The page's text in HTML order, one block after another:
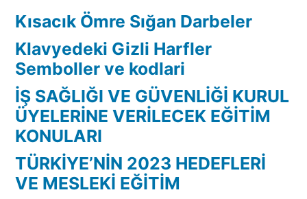
Kısacık Ömre Sığan Darbeler
Klavyedeki Gizli Harfler
Semboller ve kodlari
İŞ SAĞLIĞI VE GÜVENLİĞİ KURUL
ÜYELERİNE VERİLECEK EĞİTİM
KONULARI
TÜRKİYE’NİN 2023 HEDEFLERİ
VE MESLEKİ EĞİTİM